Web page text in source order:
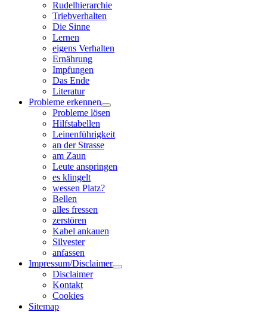
Rudelhierarchie
Triebverhalten
Die Sinne
Lernen
eigens Verhalten
Ernährung
Impfungen
Das Ende
Literatur
Probleme erkennen
Probleme lösen
Hilfstabellen
Leinenführigkeit
an der Strasse
am Zaun
Leute anspringen
es klingelt
wessen Platz?
Bellen
alles fressen
zerstören
Kabel ankauen
Silvester
anfassen
Impressum/Disclaimer
Disclaimer
Kontakt
Cookies
Sitemap